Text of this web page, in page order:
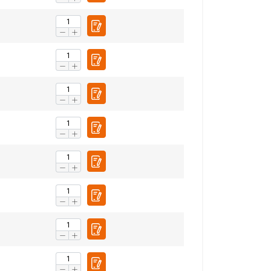
ENGLISH TRANSLATION
te analyseren. We
die deze
verzameld door